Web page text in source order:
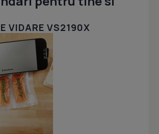
VIDARE VS2190X